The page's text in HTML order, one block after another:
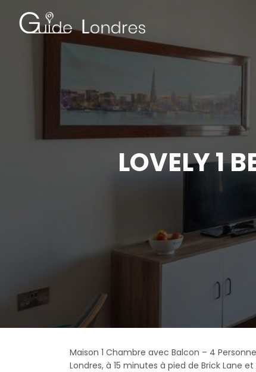
LOVELY 1
Maison 1 Chambre avec Balcon – 4
Londres, à 15 minutes à pied de Brick Lane